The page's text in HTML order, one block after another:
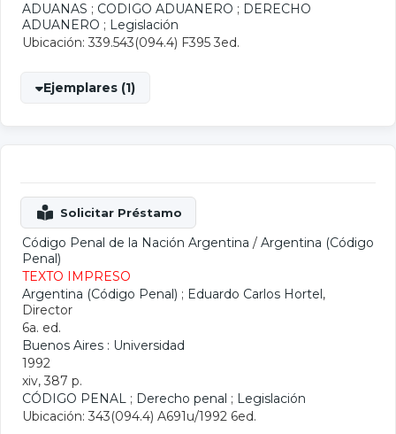
ADUANAS ; CODIGO ADUANERO ; DERECHO
ADUANERO ; Legislación
Ubicación: 339.543(094.4) F395 3ed.
Ejemplares (1)
Código Penal de la Nación Argentina / Argentina (Código
Penal)
TEXTO IMPRESO
Argentina (Código Penal) ; Eduardo Carlos Hortel,
Director
6a. ed.
Buenos Aires : Universidad
1992
xiv, 387 p.
CÓDIGO PENAL ; Derecho penal ; Legislación
Ubicación: 343(094.4) A691u/1992 6ed.